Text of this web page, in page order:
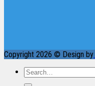
Copyright 2026 © Design by
Search
for: